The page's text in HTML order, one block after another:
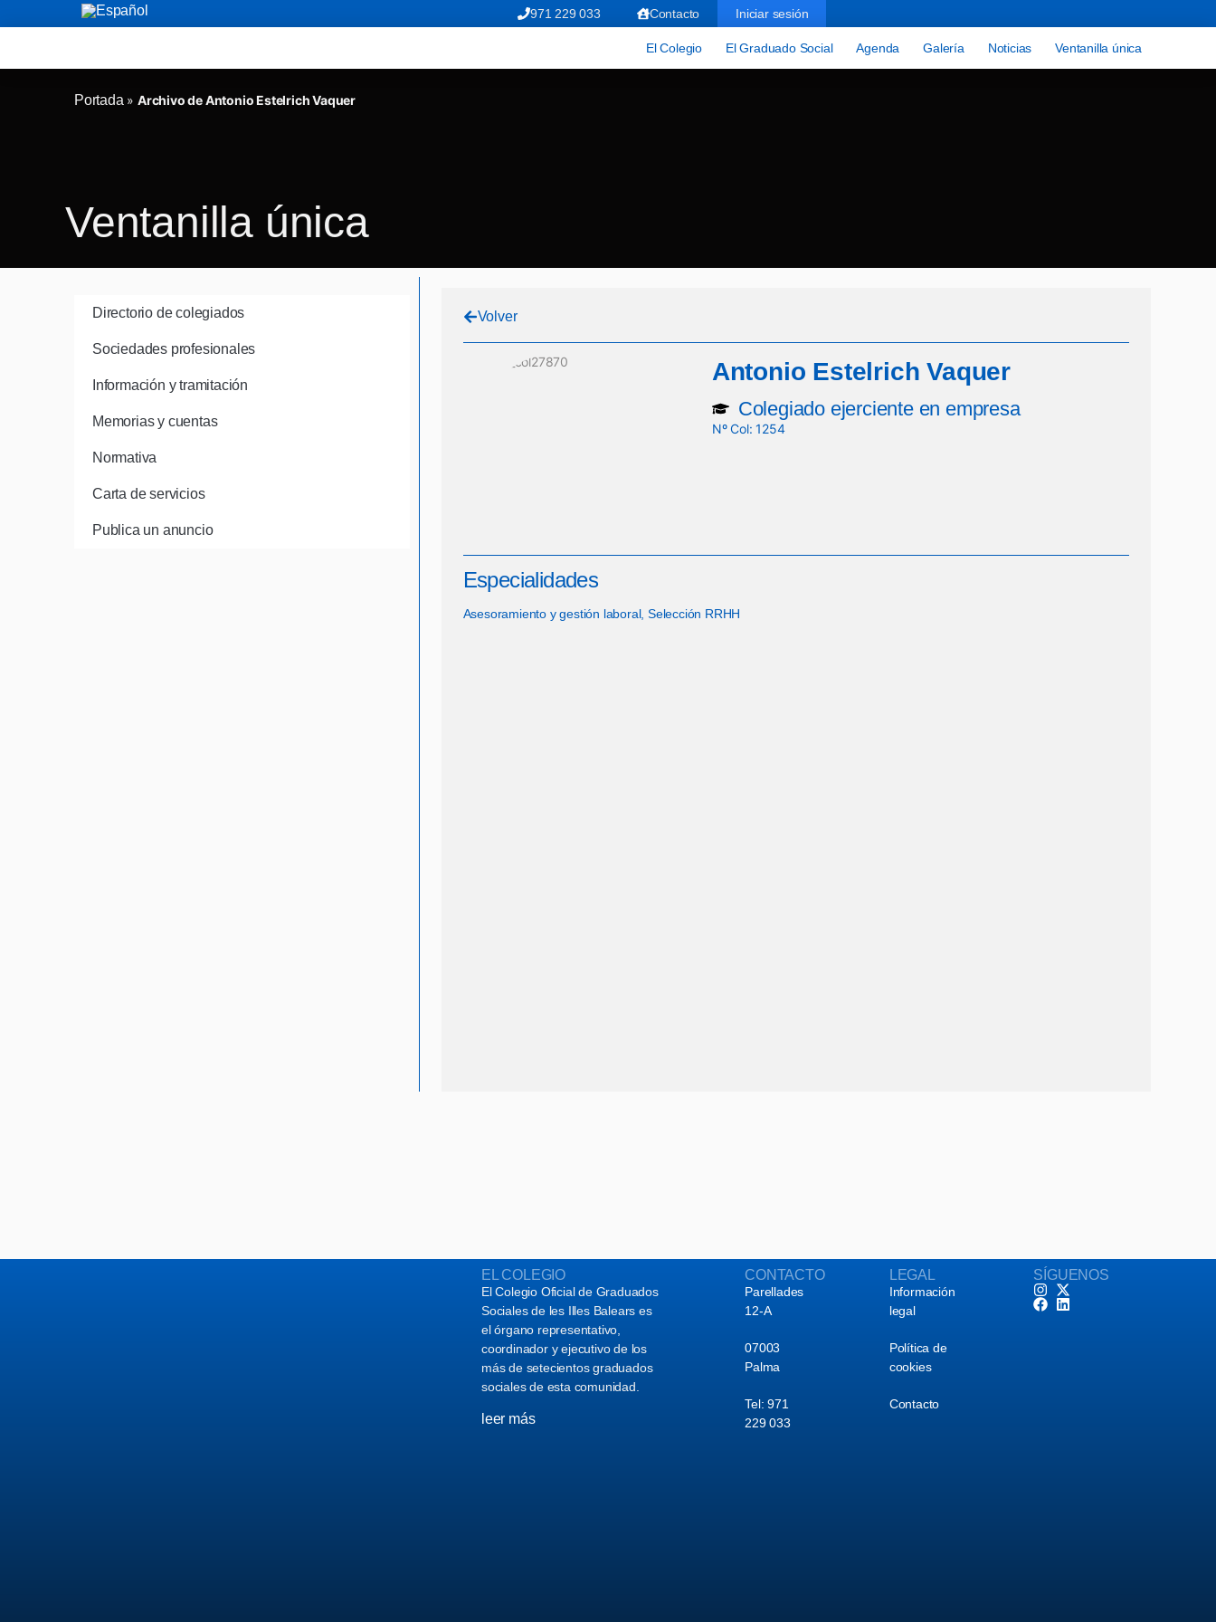
971 229 033 Contacto Iniciar sesión
El Colegio El Graduado Social Agenda Galería Noticias Ventanilla única
Portada»Archivo de Antonio Estelrich Vaquer
Ventanilla única
Directorio de colegiados
Sociedades profesionales
Información y tramitación
Memorias y cuentas
Normativa
Carta de servicios
Publica un anuncio
Volver
Antonio Estelrich Vaquer
Colegiado ejerciente en empresa
Nº Col: 1254
Especialidades
Asesoramiento y gestión laboral, Selección RRHH
EL COLEGIO
El Colegio Oficial de Graduados
Sociales de les Illes Balears es
el órgano representativo,
coordinador y ejecutivo de los
más de setecientos graduados
sociales de esta comunidad.
leer más
CONTACTO
Parellades
12-A
07003
Palma
Tel: 971
229 033
LEGAL
Información
legal
Política de
cookies
Contacto
SÍGUENOS